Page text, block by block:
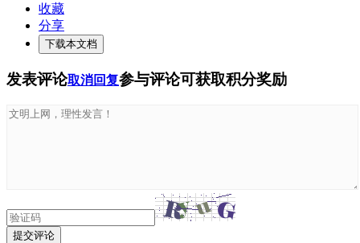
收藏
分享
下载本文档
发表评论取消回复参与评论可获取积分奖励
提交评论